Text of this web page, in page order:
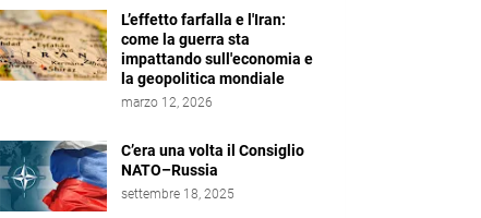
L’effetto farfalla e l'Iran:
come la guerra sta
impattando sull'economia e
la geopolitica mondiale
marzo 12, 2026
C’era una volta il Consiglio
NATO–Russia
settembre 18, 2025